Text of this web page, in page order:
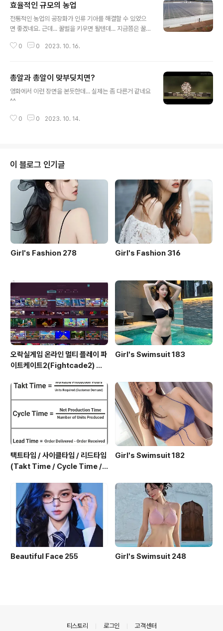
효율적인 규모의 농업
전통적인 농업의 공장화가 인류 기아를 해결할 수 있었으
면 좋겠네요. 근데... 꿀벌을 키우면 될텐데... 지금쯤은 꿀벌
0 0 2023. 10. 16.
총알과 총알이 맞부딪치면?
영화에서 이런 장면을 본듯한데... 실제는 좀 다른거 같네요
^^
0 0 2023. 10. 14.
이 블로그 인기글
Girl's Fashion 278 Girl's Fashion 316
오락실게임 온라인 멀티 플레이 파
이트케이트2(Fightcade2) 설
Girl's Swimsuit 183
택트타임 / 사이클타임 / 리드타임
(Takt Time / Cycle Time / L
Girl's Swimsuit 182
Beautiful Face 255 Girl's Swimsuit 248
티스토리 로그인 고객센터